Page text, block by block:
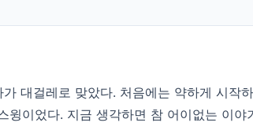
대걸레로 맞았다. 처음에는 약하게 시작
이었다. 지금 생각하면 참 어이없는 이야